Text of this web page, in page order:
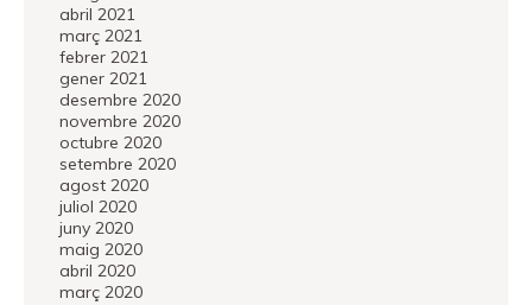
abril 2021
març 2021
febrer 2021
gener 2021
desembre 2020
novembre 2020
octubre 2020
setembre 2020
agost 2020
juliol 2020
juny 2020
maig 2020
abril 2020
març 2020